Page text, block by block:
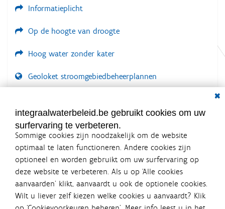
Informatieplicht
Op de hoogte van droogte
Hoog water zonder kater
Geoloket stroomgebiedbeheerplannen
LOGIN VEREIST
integraalwaterbeleid.be gebruikt cookies om uw
surfervaring te verbeteren.
Sommige cookies zijn noodzakelijk om de website
optimaal te laten functioneren. Andere cookies zijn
optioneel en worden gebruikt om uw surfervaring op
deze website te verbeteren. Als u op ‘Alle cookies
aanvaarden’ klikt, aanvaardt u ook de optionele cookies.
Wilt u liever zelf kiezen welke cookies u aanvaardt? Klik
Integraalwaterbeleid.be is een
officiële website van de Vlaamse
overheid
uitgegeven door Coördinatiecommissie Integraal